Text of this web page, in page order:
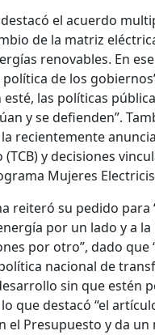
el acuerdo
de la matriz
renovables. En
de los
las políticas
y se defienden”.
recientemente
y decisiones
Mujeres
reiteró su pedido para
por un lado y a
por otro”, dado que
nacional de
sin que estén
que destacó “el
el Presupuesto y da un